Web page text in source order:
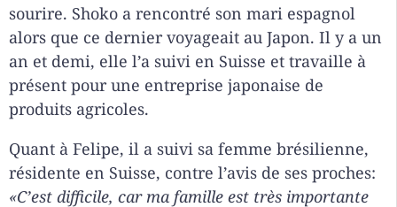
sourire. Shoko a rencontré son mari espagnol
alors que ce dernier voyageait au Japon. Il y a un
an et demi, elle l’a suivi en Suisse et travaille à
présent pour une entreprise japonaise de
produits agricoles.
Quant à Felipe, il a suivi sa femme brésilienne,
résidente en Suisse, contre l’avis de ses proches:
«C’est difficile, car ma famille est très importante